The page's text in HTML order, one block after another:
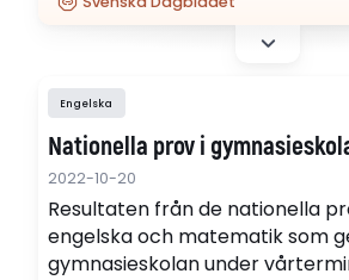
överraskning har barnen också
engelska – på egen hand.
Engelska
Nationella prov i
2022-10-20
Resultaten från de nationella
engelska och matematik som
gymnasieskolan under